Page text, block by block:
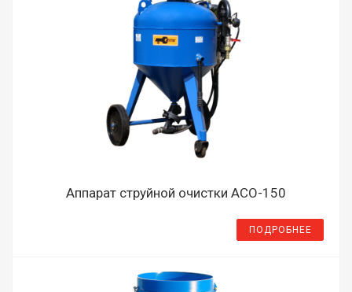
Аппарат струйной очистки АСО-150
ПОДРОБНЕЕ